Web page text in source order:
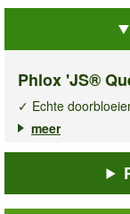
Phlox 'JS®
✓ Echte
✓ Bloemenzee in
phlox
en rijkbloeiend
overvloed aan
meer